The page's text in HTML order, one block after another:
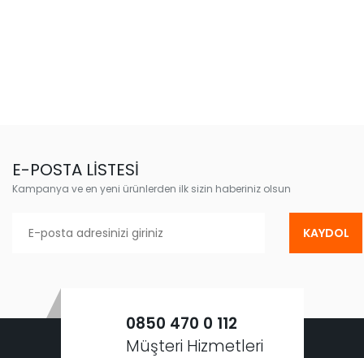
E-POSTA LİSTESİ
Kampanya ve en yeni ürünlerden ilk sizin haberiniz olsun
KAYDOL
0850 470 0 112
Müşteri Hizmetleri